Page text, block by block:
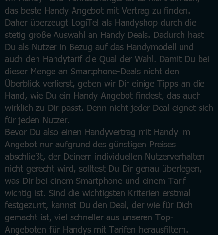
das beste Handy Angebot mit Vertrag zu finden.
Daher überzeugt LogiTel als Handyshop durch die
stetig große Auswahl an Handy Deals. Dadurch hast
Du als Nutzer in Bezug auf das Handymodell und
auch den Handytarif die Qual der Wahl. Damit Du bei
dieser Menge an Smartphone-Deals nicht den
Überblick verlierst, geben wir Dir einige Tipps an die
Hand, wie Du ein Handy Angebot findest, das auch
wirklich zu Dir passt. Denn nicht jeder Deal eignet sich
für jeden Nutzer.
Bevor Du also einen Handyvertrag mit Handy im
Angebot nur aufgrund des günstigen Preises
abschließt, der Deinem individuellen Nutzerverhalten
nicht gerecht wird, solltest Du Dir genau überlegen,
was Dir bei einem Smartphone und einem Tarif
wichtig ist. Sind die wichtigsten Kriterien erstmal
festgezurrt, kannst Du den Deal, der wie für Dich
gemacht ist, viel schneller aus unseren Top-
Angeboten für Handys mit Tarifen herausfiltern.